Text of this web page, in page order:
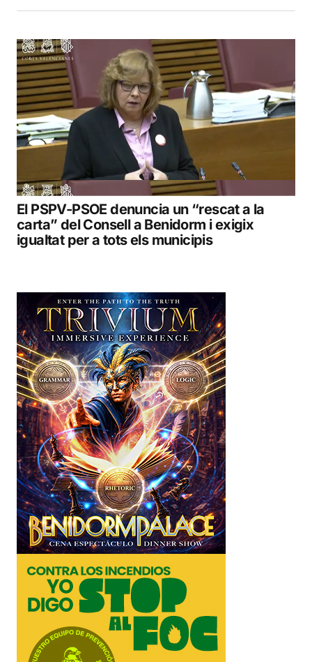
El PSPV-PSOE denuncia un “rescat a la
carta” del Consell a Benidorm i exigix
igualtat per a tots els municipis